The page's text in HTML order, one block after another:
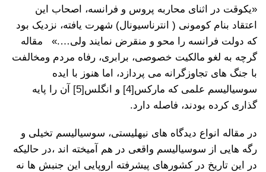
«یکوقت در اثنای محاربه پروس و فرانسه، اصحاب این
اعتقاد بنام کومونی ( انترناسیونال) شهرت یافته، نزدیک بود
که دولت فرانسه را محو و منقرض نمایند ولی….» مقاله
گرچه به لغو مالکیت خصوصی، برابری، رفاه مردم ومخالفت
با جنگ های تجاوزگرانه می پردازد، اما هنوز با ایده
سوسیالیسم علمی که مارکس[4] و انگلس[5]
آن را پایه
گذاری کرده بودند، فاصله دارد.
در مقاله انواع دیدگاه های نیهلیستی، سوسیالیسم تخیلی و
رگه هایی از سوسیالیسم واقعی در هم آمیخته اند ،در حالیکه
در این تاریخ در کشورهای پیشرفته اروپایی این جنبش ها نه